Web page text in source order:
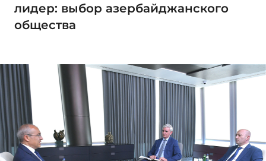
лидер: выбор азербайджанского
общества